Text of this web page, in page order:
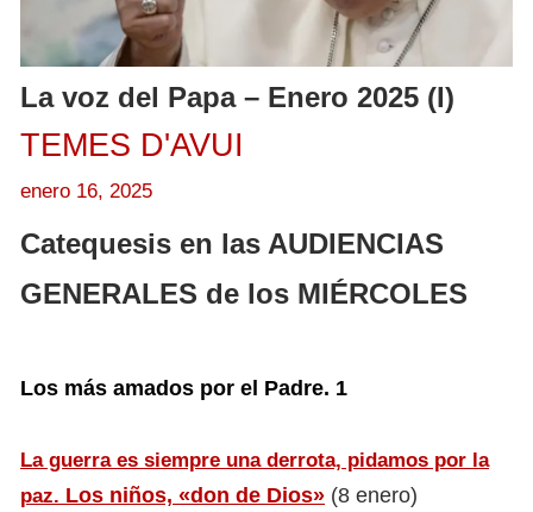
La voz del Papa – Enero 2025 (I)
TEMES D'AVUI
enero 16, 2025
Catequesis en las AUDIENCIAS
GENERALES de los MIÉRCOLES
Los más amados por el Padre. 1
La guerra es siempre una derrota, pidamos por la
paz. Los niños, «don de Dios» (8 enero)